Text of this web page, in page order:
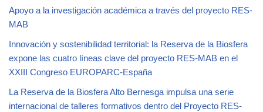
Apoyo a la investigación académica a través del proyecto RES-
MAB
Innovación y sostenibilidad territorial: la Reserva de la Biosfera
expone las cuatro líneas clave del proyecto RES-MAB en el
XXIII Congreso EUROPARC-España
La Reserva de la Biosfera Alto Bernesga impulsa una serie
internacional de talleres formativos dentro del Proyecto RES-